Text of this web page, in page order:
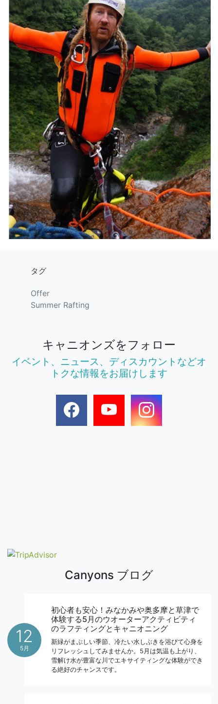
タグ
Offer
Summer Rafting
キャニオンズをフォロー
イベント、ニュース、ディスカウントなどオ
トクな情報をお届けします
Canyons ブログ
12
5月
初心者も安心！みなかみや奥多摩と草津で
体験する5月のウオーターアクティビティ
のラフティングとキャニオニング
新緑がまぶしい季節、冷たい水しぶきを浴びて心身を
リフレッシュしてみませんか。5月は気温も上がり、
雪解け水が豊富な川でエキサイティングな体験ができ
る絶好のチャンスです。